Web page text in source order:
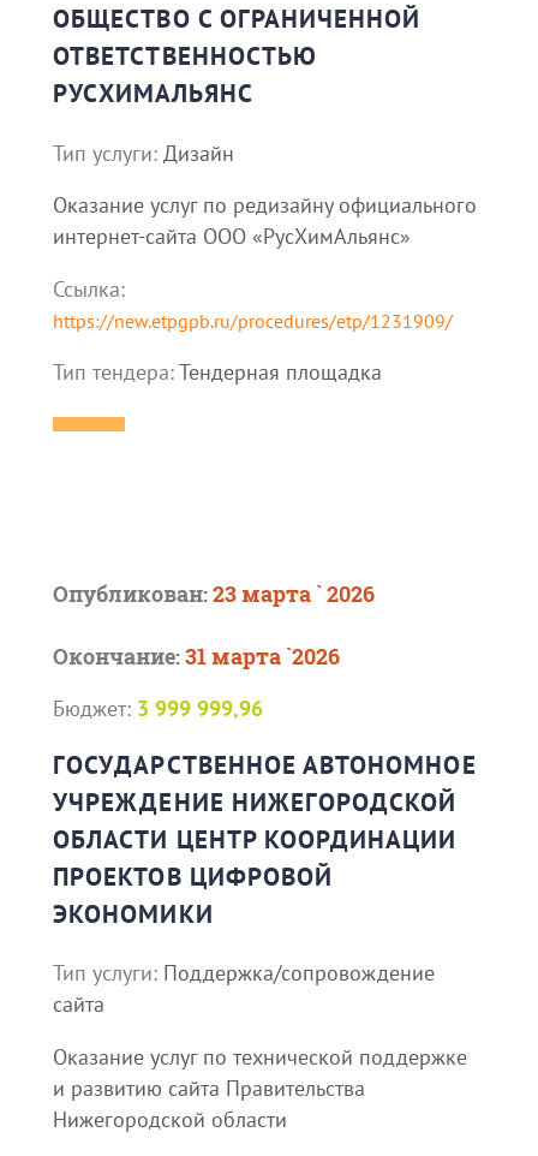
ОБЩЕСТВО С ОГРАНИЧЕННОЙ
ОТВЕТСТВЕННОСТЬЮ
РУСХИМАЛЬЯНС
Тип услуги: Дизайн
Оказание услуг по редизайну официального
интернет-сайта ООО «РусХимАльянс»
Ссылка:
https://new.etpgpb.ru/procedures/etp/1231909/
Тип тендера:Тендерная площадка
Опубликован:23 марта ` 2026
Окончание:31 марта `2026
Бюджет: 3 999 999,96
ГОСУДАРСТВЕННОЕ АВТОНОМНОЕ
УЧРЕЖДЕНИЕ НИЖЕГОРОДСКОЙ
ОБЛАСТИ ЦЕНТР КООРДИНАЦИИ
ПРОЕКТОВ ЦИФРОВОЙ
ЭКОНОМИКИ
Тип услуги: Поддержка/сопровождение
сайта
Оказание услуг по технической поддержке
и развитию сайта Правительства
Нижегородской области